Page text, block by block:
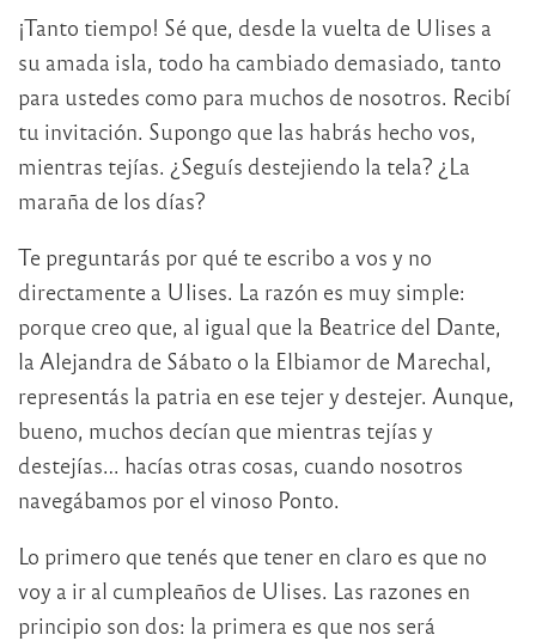
¡Tanto tiempo! Sé que, desde la vuelta de Ulises a
su amada isla, todo ha cambiado demasiado, tanto
para ustedes como para muchos de nosotros. Recibí
tu invitación. Supongo que las habrás hecho vos,
mientras tejías. ¿Seguís destejiendo la tela? ¿La
maraña de los días?
Te preguntarás por qué te escribo a vos y no
directamente a Ulises. La razón es muy simple:
porque creo que, al igual que la Beatrice del Dante,
la Alejandra de Sábato o la Elbiamor de Marechal,
representás la patria en ese tejer y destejer. Aunque,
bueno, muchos decían que mientras tejías y
destejías… hacías otras cosas, cuando nosotros
navegábamos por el vinoso Ponto.
Lo primero que tenés que tener en claro es que no
voy a ir al cumpleaños de Ulises. Las razones en
principio son dos: la primera es que nos será